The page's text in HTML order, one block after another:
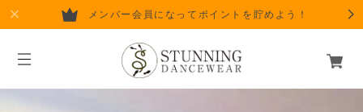
メンバー会員になってポイントを貯めよう！